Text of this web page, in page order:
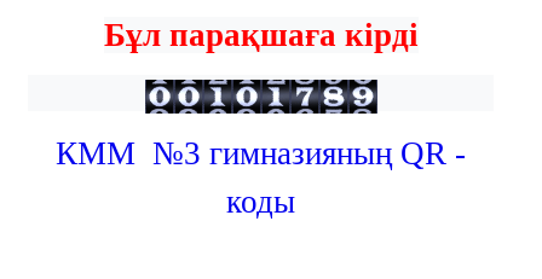
Бұл парақшаға кірді
КММ №3 гимназияның QR -
коды